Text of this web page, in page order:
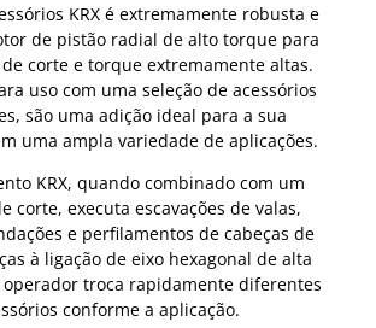
KRX é extremamente robusta e
de pistão radial de alto torque para
corte e torque extremamente altas.
uso com uma seleção de acessórios
são uma adição ideal para a sua
uma ampla variedade de aplicações.
KRX, quando combinado com um
corte, executa escavações de valas,
e perfilamentos de cabeças de
à ligação de eixo hexagonal de alta
operador troca rapidamente diferentes
conforme a aplicação.